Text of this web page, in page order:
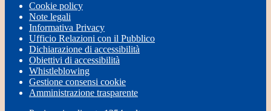
Cookie policy
Note legali
Informativa Privacy
Ufficio Relazioni con il Pubblico
Dichiarazione di accessibilità
Obiettivi di accessibilità
Whistleblowing
Gestione consensi cookie
Amministrazione trasparente